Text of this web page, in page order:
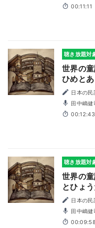
00:11:11
聴き放題対
世界の
ひめとあ
日本の民
田中嶋
00:12:43
聴き放題対
世界の
とひょう
日本の民
田中嶋
00:09:58